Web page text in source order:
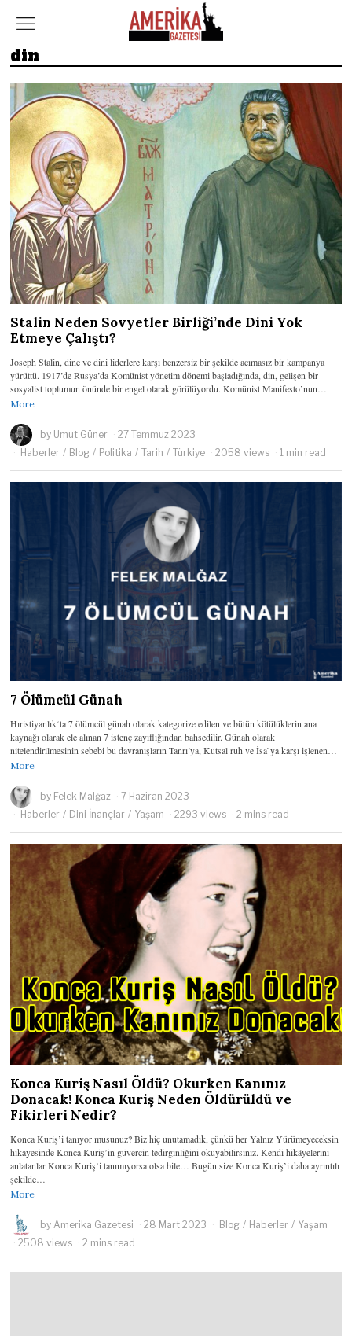
din
Stalin Neden Sovyetler Birliği’nde Dini Yok
Etmeye Çalıştı?
Joseph Stalin, dine ve dini liderlere karşı benzersiz bir şekilde acımasız bir kampanya
yürüttü. 1917’de Rusya’da Komünist yönetim dönemi başladığında, din, gelişen bir
sosyalist toplumun önünde bir engel olarak görülüyordu. Komünist Manifesto’nun…
More
by Umut Güner
27 Temmuz 2023
Haberler / Blog / Politika / Tarih / Türkiye 2058 views 1 min read
7 Ölümcül Günah
Hıristiyanlık‘ta 7 ölümcül günah olarak kategorize edilen ve bütün kötülüklerin ana
kaynağı olarak ele alınan 7 istenç zayıflığından bahsedilir. Günah olarak
nitelendirilmesinin sebebi bu davranışların Tanrı’ya, Kutsal ruh ve İsa`ya karşı işlenen…
More
by Felek Malğaz
7 Haziran 2023
Haberler / Dini İnançlar / Yaşam 2293 views 2 mins read
Konca Kuriş Nasıl Öldü? Okurken Kanınız
Donacak! Konca Kuriş Neden Öldürüldü ve
Fikirleri Nedir?
Konca Kuriş’i tanıyor musunuz? Biz hiç unutamadık, çünkü her Yalnız Yürümeyeceksin
hikayesinde Konca Kuriş’in güvercin tedirginliğini okuyabilirsiniz. Kendi hikâyelerini
anlatanlar Konca Kuriş’i tanımıyorsa olsa bile… Bugün size Konca Kuriş’i daha ayrıntılı
şekilde…
More
by Amerika Gazetesi 28 Mart 2023 Blog / Haberler / Yaşam
2508 views
2 mins read